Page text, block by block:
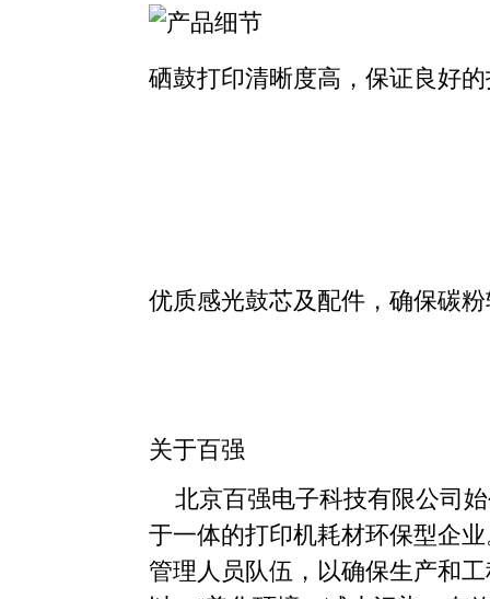
硒鼓打印清晰度高，保证良好
优质感光鼓芯及配件，确保碳
关于百强
北京百强电子科技有限公司
于一体的打印机耗材环保型企
管理人员队伍，以确保生产和